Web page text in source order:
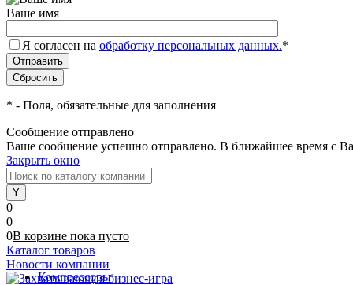
Ваше имя
Я согласен на обработку персональных данных.*
* - Поля, обязательные для заполнения
Сообщение отправлено
Ваше сообщение успешно отправлено. В ближайшее время с
Закрыть окно
0
0
0В корзине пока пусто
Каталог товаров
Компрессоры
Новости компании